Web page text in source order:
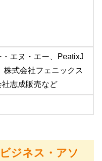
エヌ・エー、PeatixJ
株式会社フェニックス
志成販売など
ジネス・アソ